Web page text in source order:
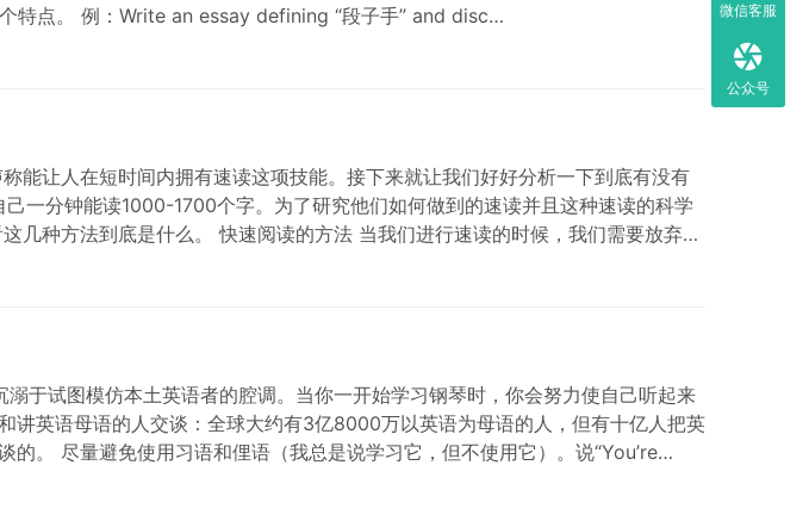
特点。 例：Write an essay defining “段子手” and disc…
能让人在短时间内拥有速读这项技能。接下来就让我们好好分析一下到底有没有
一分钟能读1000-1700个字。为了研究他们如何做到的速读并且这种速读的科学
几种方法到底是什么。 快速阅读的方法 当我们进行速读的时候，我们需要放弃我
于试图模仿本土英语者的腔调。当你一开始学习钢琴时，你会努力使自己听起来
英语母语的人交谈：全球大约有3亿8000万以英语为母语的人，但有十亿人把英
。 尽量避免使用习语和俚语（我总是说学习它，但不使用它）。说“You’re
微信客服
公众号